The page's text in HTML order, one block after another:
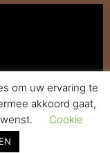
om uw ervaring te
akkoord gaat,
Cookie